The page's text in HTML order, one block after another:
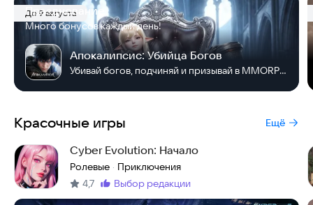
До 9 августа
Празднование
Много бонусов каждый день!
Апокалипсис: Убийца Богов
Убивай богов, подчиняй и призывай в MMORPG!
Красочные игры Ещё
Cyber Evolution: Начало
Ролевые · Приключения
4,7 Метка:
выбор редакции